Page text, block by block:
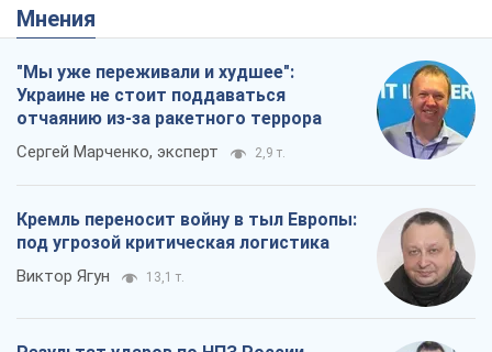
Мнения
"Мы уже переживали и худшее":
Украине не стоит поддаваться
отчаянию из-за ракетного террора
Сергей Марченко, эксперт 2,9 т.
Кремль переносит войну в тыл Европы:
под угрозой критическая логистика
Виктор Ягун 13,1 т.